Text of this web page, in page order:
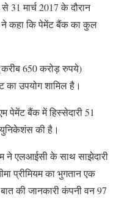
मार्च 2017 के दौरान
कहा कि पेमेंट बैंक का कुल
650 करोड़ रुपये)
उपयोग शामिल है।
पेमेंट बैंक में हिस्सेदारी 51
की है।
ने एलआईसी के साथ साझेदारी
प्रीम‍ियम का भुगतान एक
की जानकारी कंपनी वन 97